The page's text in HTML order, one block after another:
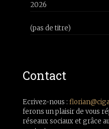
2026
(pas de titre)
Contact
Ecrivez-nous :
ferons un plaisir de vous
réseaux sociaux et grâce